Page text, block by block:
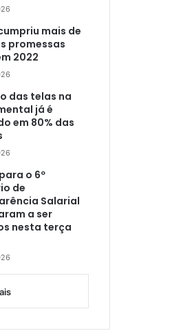
mais de
promessas
2022
das telas na
já é
em 80% das
o 6º
de
Salarial
a ser
nesta terça